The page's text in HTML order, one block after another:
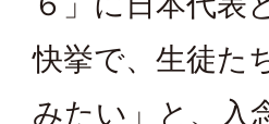
快挙で、生徒た
みたい」と、入